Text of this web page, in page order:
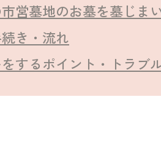
営墓地のお墓を墓じま
き・流れ
するポイント・トラブ